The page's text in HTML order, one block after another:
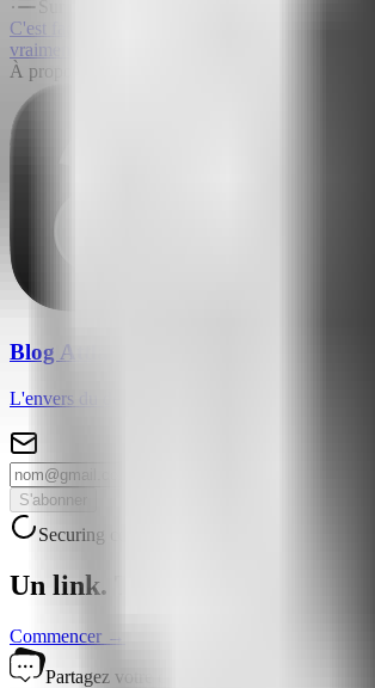
C'est facile d'installer un chat. Le plus difficile,
vraiment
À propos
Blog Attlas
L'envers du décor de l'outil qui réécrit
S'abonner
Securing connection...
Un link.
Commencer →
Partagez votre chat partout